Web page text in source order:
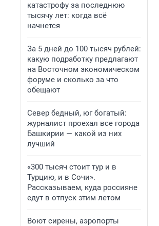
катастрофу за последнюю
тысячу лет: когда всё
начнется
За 5 дней до 100 тысяч рублей:
какую подработку предлагают
на Восточном экономическом
форуме и сколько за что
обещают
Север бедный, юг богатый:
журналист проехал все города
Башкирии — какой из них
лучший
«300 тысяч стоит тур и в
Турцию, и в Сочи».
Рассказываем, куда россияне
едут в отпуск этим летом
Воют сирены, аэропорты